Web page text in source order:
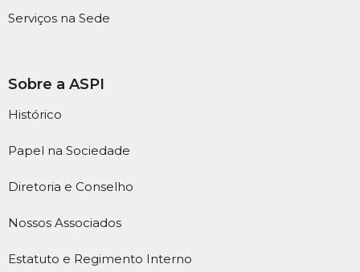
Serviços na Sede
Sobre a ASPI
Histórico
Papel na Sociedade
Diretoria e Conselho
Nossos Associados
Estatuto e Regimento Interno